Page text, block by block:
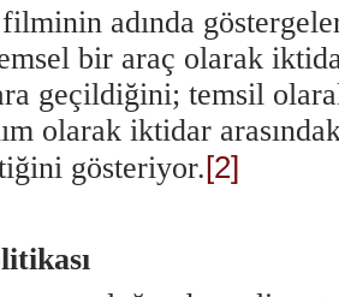
filminin adında
bir araç olarak
geçildiğini; temsil
olarak iktidar
gösteriyor.[2]